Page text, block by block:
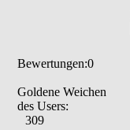
Bewertungen:0
Goldene Weichen
des Users:
309